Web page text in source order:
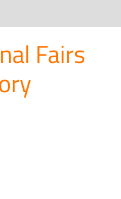
Fairs